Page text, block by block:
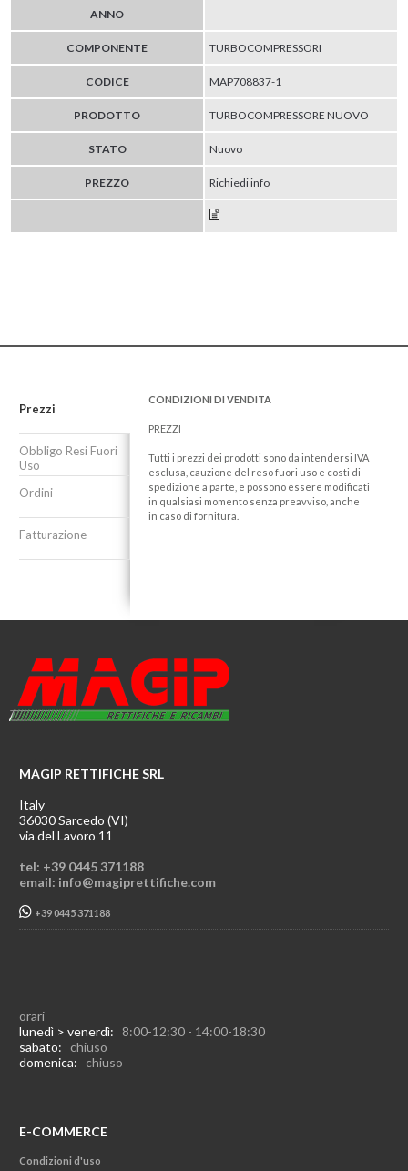
ANNO
COMPONENTE TURBOCOMPRESSORI
CODICE MAP708837-1
PRODOTTO TURBOCOMPRESSORE NUOVO
STATO Nuovo
PREZZO Richiedi info
Prezzi
Obbligo Resi Fuori
Uso
Ordini
Fatturazione
CONDIZIONI DI VENDITA
PREZZI
Tutti i prezzi dei prodotti sono da intendersi IVA
esclusa, cauzione del reso fuori uso e costi di
spedizione a parte, e possono essere modificati
in qualsiasi momento senza preavviso, anche
in caso di fornitura.
MAGIP RETTIFICHE SRL
Italy
36030 Sarcedo (VI)
via del Lavoro 11
tel: +39 0445 371188
email: info@magiprettifiche.com
+39 0445 371188
orari
lunedì > venerdì: 8:00-12:30 - 14:00-18:30
sabato: chiuso
domenica: chiuso
E-COMMERCE
Condizioni d'uso